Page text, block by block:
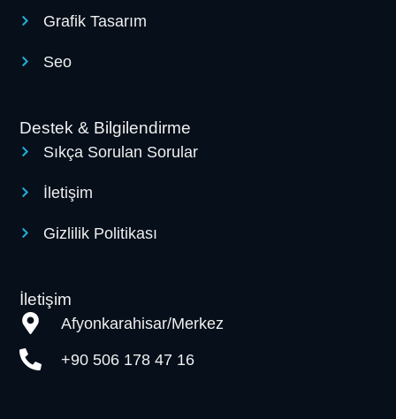
Grafik Tasarım
Seo
Destek & Bilgilendirme
Sıkça Sorulan Sorular
İletişim
Gizlilik Politikası
İletişim
Afyonkarahisar/Merkez
+90 506 178 47 16